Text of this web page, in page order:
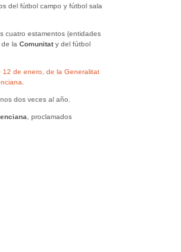
del fútbol campo y fútbol sala
cuatro estamentos (entidades
la Comunitaty del fútbol
12 de enero, de la Generalitat
dos veces al año.
, proclamados